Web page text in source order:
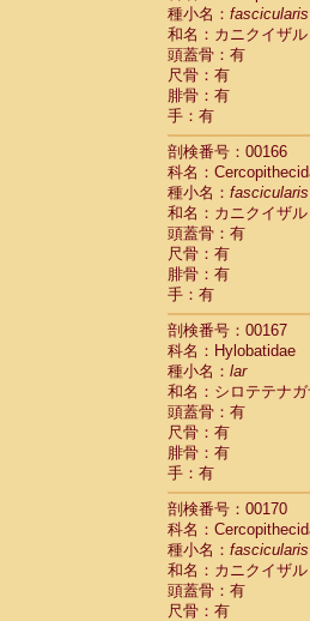
種小名： fascicularis
和名：カニクイザル
頭蓋骨：有
尺骨：有
腓骨：有
手：有
剖検番号：00166
科名：
種小名： fascicularis
和名：カニクイザル
頭蓋骨：有
尺骨：有
腓骨：有
手：有
剖検番号：00167
科名：Hylobatidae
種小名： lar
和名：シロテテナ
頭蓋骨：有
尺骨：有
腓骨：有
手：有
剖検番号：00170
科名：
種小名： fascicularis
和名：カニクイザル
頭蓋骨：有
尺骨：有